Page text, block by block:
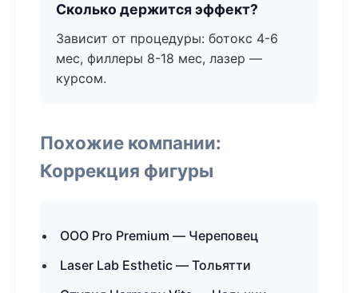
Сколько держится эффект?
Зависит от процедуры: ботокс 4-6
мес, филлеры 8-18 мес, лазер —
курсом.
Похожие компании:
Коррекция фигуры
ООО Pro Premium — Череповец
Laser Lab Esthetic — Тольятти